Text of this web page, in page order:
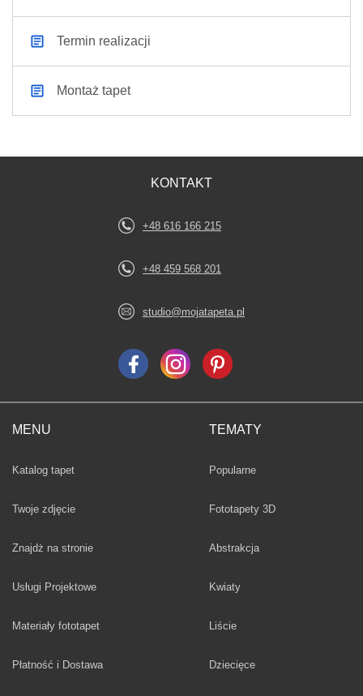
Termin realizacji
Montaż tapet
MENU
Katalog tapet
Twoje zdjęcie
Znajdż na stronie
Usługi Projektowe
Materiały fototapet
Płatność i Dostawa
TEMATY
Fototapety
Popularne
Fototapety 3D
Fototapety
Abstrakcja
Fototapety
Kwiaty
Fototapety
Liście
Fototapety
Dziecięce
KONTAKT
+48 616 166 215
+48 459 568 201
studio@mojatapeta.pl